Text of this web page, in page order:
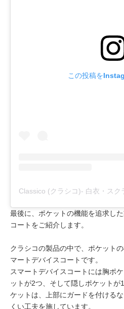
この投稿を
最後に、ポケットの機能を追求し
コートをご紹介します。
クラシコの製品の中で、ポケット
マートデバイスコートです。
スマートデバイスコートには胸ポ
ットが2つ、そして隠しポケットが
ケットは、上部にガードを付ける
くい工夫を施しています。